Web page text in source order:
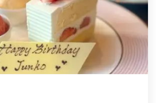
スカ」にて、西洋料理をブッフェ形
のオムレツや、ホテル内の工房で焼き